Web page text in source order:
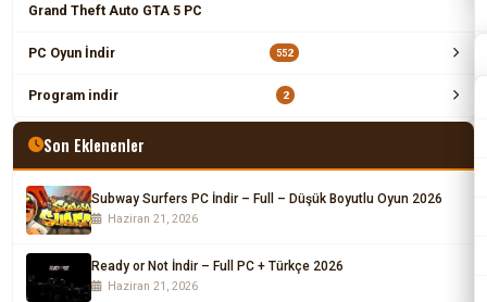
Grand Theft Auto GTA 5 PC
PC Oyun İndir 552
Program indir 2
Son Eklenenler
Subway Surfers PC İndir – Full – Düşük Boyutlu Oyun 2026
Haziran 21, 2026
Ready or Not İndir – Full PC + Türkçe 2026
Haziran 21, 2026